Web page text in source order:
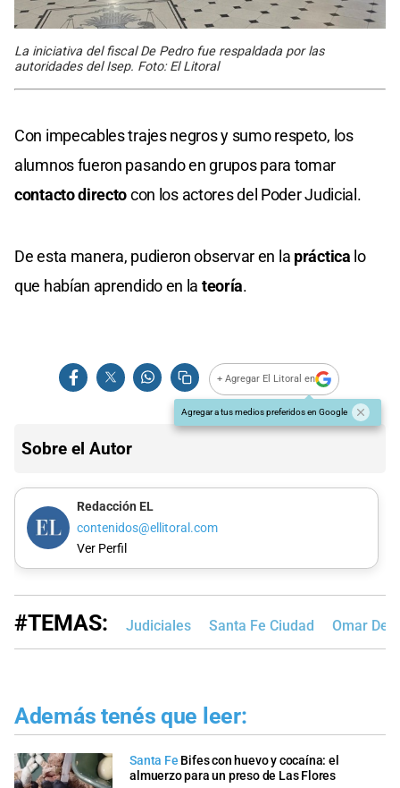
La iniciativa del fiscal De Pedro fue respaldada por las
autoridades del Isep. Foto: El Litoral
Con impecables trajes negros y sumo respeto, los
alumnos fueron pasando en grupos para tomar
contacto directocon los actores del Poder Judicial.
De esta manera, pudieron observar en la práctica lo
que habían aprendido en la teoría.
+ Agregar El Litoral en
Agregar a tus medios preferidos en Google
Sobre el Autor
Redacción EL
contenidos@ellitoral.com
Ver Perfil
#TEMAS: Judiciales Santa Fe Ciudad Omar De
Además tenés que leer:
Santa Fe Bifes con huevo y cocaína: el
almuerzo para un preso de Las Flores